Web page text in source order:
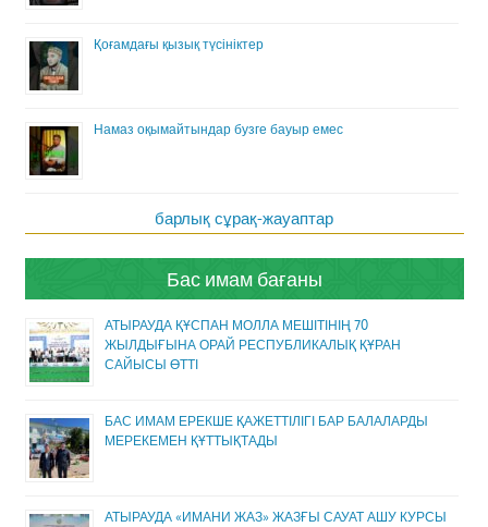
Қоғамдағы қызық түсініктер
Намаз оқымайтындар бузге бауыр емес
барлық сұрақ-жауаптар
Бас имам бағаны
АТЫРАУДА ҚҰСПАН МОЛЛА МЕШІТІНІҢ 70
ЖЫЛДЫҒЫНА ОРАЙ РЕСПУБЛИКАЛЫҚ ҚҰРАН
САЙЫСЫ ӨТТІ
БАС ИМАМ ЕРЕКШЕ ҚАЖЕТТІЛІГІ БАР БАЛАЛАРДЫ
МЕРЕКЕМЕН ҚҰТТЫҚТАДЫ
АТЫРАУДА «ИМАНИ ЖАЗ» ЖАЗҒЫ САУАТ АШУ КУРСЫ